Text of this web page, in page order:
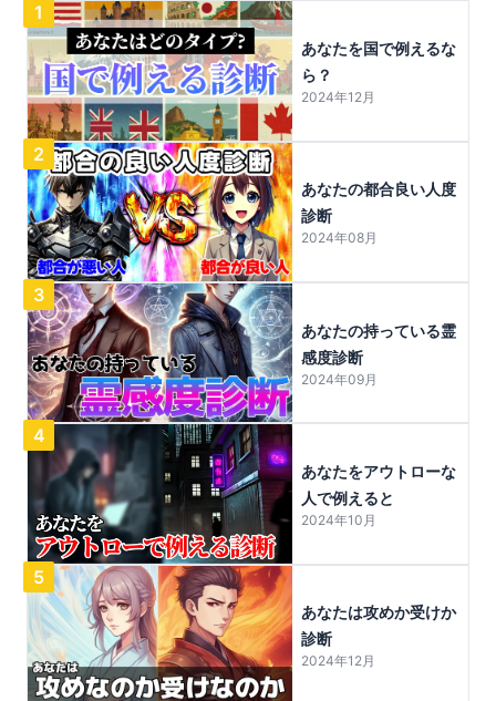
1
あなたを国で例えるな
ら？
2024年12月
2
あなたの都合良い人度
診断
2024年08月
3
あなたの持っている霊
感度診断
2024年09月
4
あなたをアウトローな
人で例えると
2024年10月
5
あなたは攻めか受けか
診断
2024年12月